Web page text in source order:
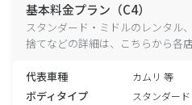
基本料金プラン（C4）
スタンダード・ミドルのレンタル
捨てなどの詳細は、こちらから各
代表車種 カムリ 等
ボディタイプ スタンダー